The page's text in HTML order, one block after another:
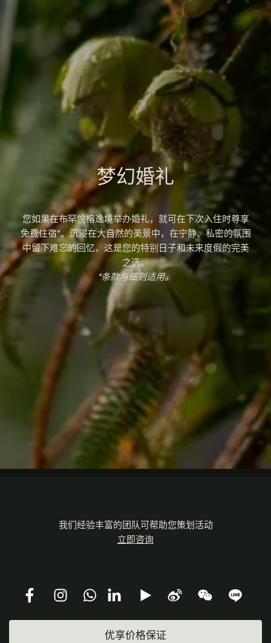
梦幻婚礼
您如果在布罕悦榕逸境举办婚礼，就可在下次入住时尊享
免费住宿*。沉浸在大自然的美景中，在宁静、私密的氛围
中留下难忘的回忆，这是您的特别日子和未来度假的完美
之选。
*条款与细则适用。
我们经验丰富的团队可帮助您策划活动
立即咨询
优享价格保证